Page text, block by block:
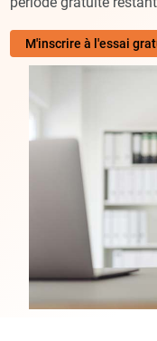
M'inscrire à l'essai